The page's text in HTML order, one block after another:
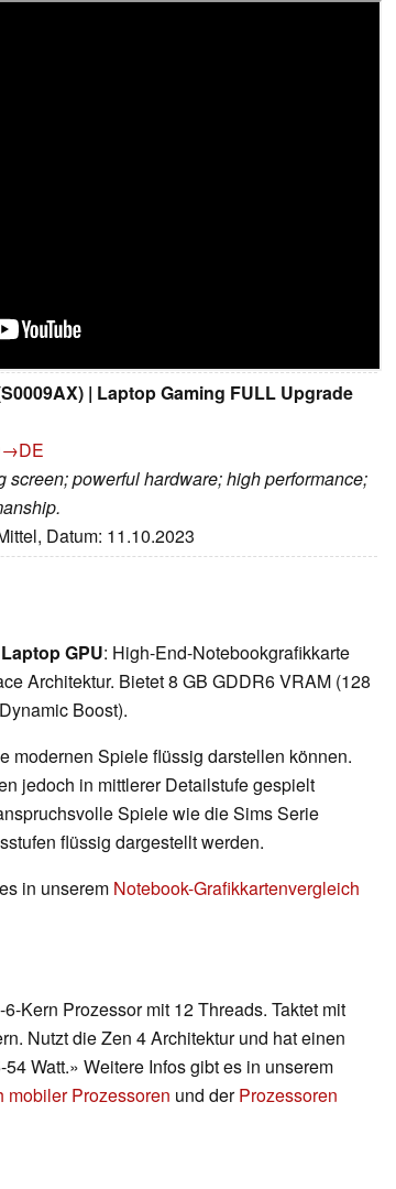
| Laptop Gaming FULL Upgrade
screen; powerful hardware; high performance;
Datum: 11.10.2023
GPU: High-End-Notebookgrafikkarte
Architektur. Bietet 8 GB GDDR6 VRAM (128
Boost).
modernen Spiele flüssig darstellen können.
jedoch in mittlerer Detailstufe gespielt
Spiele wie die Sims Serie
flüssig dargestellt werden.
in unserem Notebook-Grafikkartenvergleich
Kern Prozessor mit 12 Threads. Taktet mit
Nutzt die Zen 4 Architektur und hat einen
Watt.» Weitere Infos gibt es in unserem
mobiler Prozessoren und derProzessoren